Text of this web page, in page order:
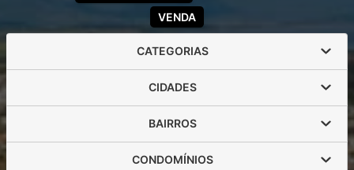
VENDA
CATEGORIAS
CIDADES
BAIRROS
CONDOMÍNIOS